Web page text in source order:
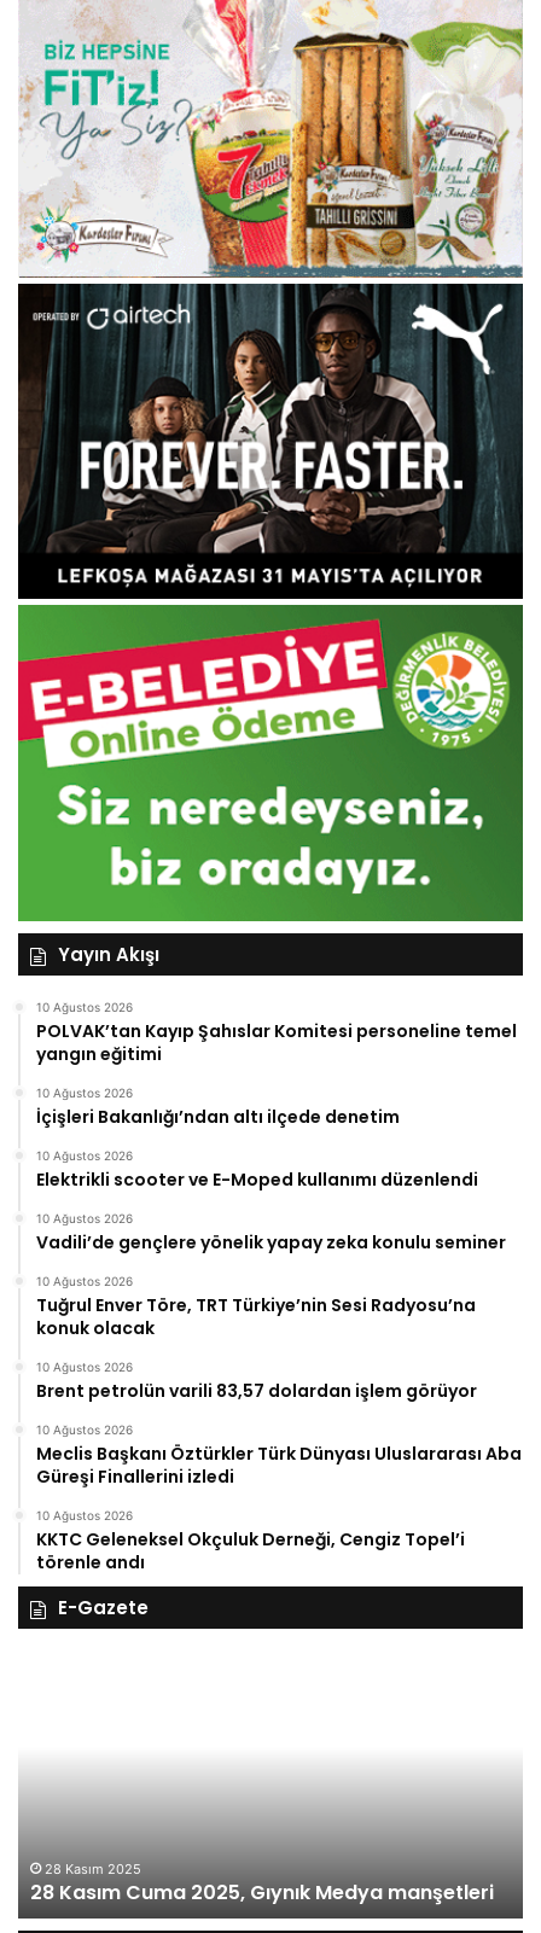
Yayın Akışı
10 Ağustos 2026
POLVAK’tan Kayıp Şahıslar Komitesi personeline temel
yangın eğitimi
10 Ağustos 2026
İçişleri Bakanlığı’ndan altı ilçede denetim
10 Ağustos 2026
Elektrikli scooter ve E-Moped kullanımı düzenlendi
10 Ağustos 2026
Vadili’de gençlere yönelik yapay zeka konulu seminer
10 Ağustos 2026
Tuğrul Enver Töre, TRT Türkiye’nin Sesi Radyosu’na
konuk olacak
10 Ağustos 2026
Brent petrolün varili 83,57 dolardan işlem görüyor
10 Ağustos 2026
Meclis Başkanı Öztürkler Türk Dünyası Uluslararası Aba
Güreşi Finallerini izledi
10 Ağustos 2026
KKTC Geleneksel Okçuluk Derneği, Cengiz Topel’i
törenle andı
E-Gazete
2025, Gıynık Medya manşetleri
manşetleri